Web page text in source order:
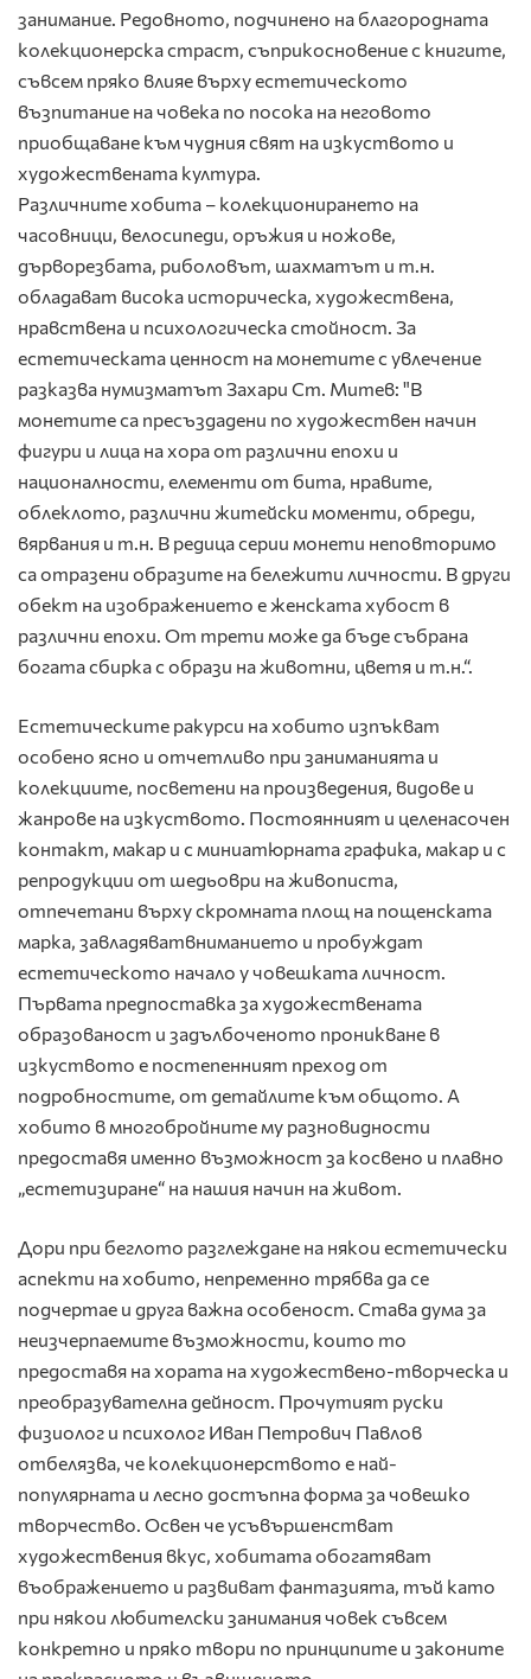
занимание. Редовното, подчинено на благородната
колекционерска страст, съприкосновение с книгите,
съвсем пряко влияе върху естетическото
възпитание на човека по посока на неговото
приобщаване към чудния свят на изкуството и
художествената култура.
Различните хобита – колекционирането на
часовници, велосипеди, оръжия и ножове,
дърворезбата, риболовът, шахматът и т.н.
обладават висока историческа, художествена,
нравствена и психологическа стойност. За
естетическата ценност на монетите с увлечение
разказва нумизматът Захари Ст. Митев: "В
монетите са пресъздадени по художествен начин
фигури и лица на хора от различни епохи и
националности, елементи от бита, нравите,
облеклото, различни житейски моменти, обреди,
вярвания и т.н. В редица серии монети неповторимо
са отразени образите на бележити личности. В други
обект на изображението е женската хубост в
различни епохи. От трети може да бъде събрана
богата сбирка с образи на животни, цветя и т.н.“.
Естетическите ракурси на хобито изпъкват
особено ясно и отчетливо при заниманията и
колекциите, посветени на произведения, видове и
жанрове на изкуството. Постоянният и целенасочен
контакт, макар и с миниатюрната графика, макар и с
репродукции от шедьоври на живописта,
отпечетани върху скромната площ на пощенската
марка, завладяватвниманието и пробуждат
естетическото начало у човешката личност.
Първата предпоставка за художествената
образованост и задълбоченото проникване в
изкуството е постепенният преход от
подробностите, от детайлите към общото. А
хобито в многобройните му разновидности
предоставя именно възможност за косвено и плавно
„естетизиране“ на нашия начин на живот.
Дори при беглото разглеждане на някои естетически
аспекти на хобито, непременно трябва да се
подчертае и друга важна особеност. Става дума за
неизчерпаемите възможности, които то
предоставя на хората на художествено-творческа и
преобразувателна дейност. Прочутият руски
физиолог и психолог Иван Петрович Павлов
отбелязва, че колекционерството е най-
популярната и лесно достъпна форма за човешко
творчество. Освен че усъвършенстват
художествения вкус, хобитата обогатяват
въображението и развиват фантазията, тъй като
при някои любителски занимания човек съвсем
конкретно и пряко твори по принципите и законите